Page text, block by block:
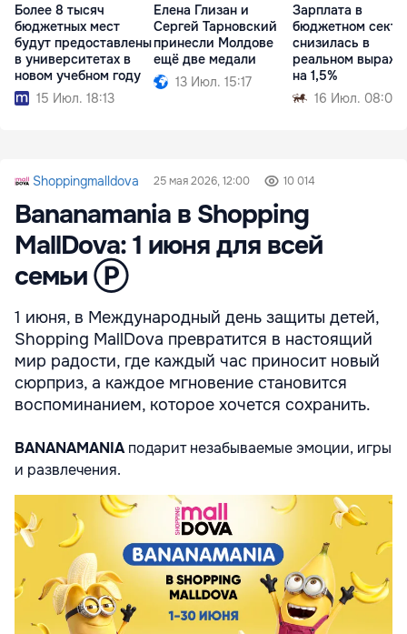
Более 8 тысяч
бюджетных мест
будут предоставлены
в университетах в
новом учебном году
15 Июл. 18:13
Елена Глизан и
Сергей Тарновский
принесли Молдове
ещё две медали
13 Июл. 15:17
Зарплата в
бюджетном
снизилась в
реальном
на 1,5%
16 Июл. 08:02
Shoppingmalldova 25 мая 2026, 12:00 10 014
Bananamania в Shopping
MallDova: 1 июня для всей
семьи Ⓟ
1 июня, в Международный день защиты детей,
Shopping MallDova превратится в настоящий
мир радости, где каждый час приносит новый
сюрприз, а каждое мгновение становится
воспоминанием, которое хочется сохранить.
BANANAMANIAподарит незабываемые эмоции, игры
и развлечения.